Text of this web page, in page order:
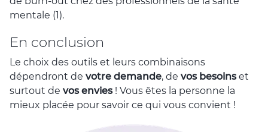
mentale (1).
En conclusion
Le choix des outils et leurs combinaisons
dépendront de votre demande, de vos besoinset
surtout de vos envies! Vous êtes la personne la
mieux placée pour savoir ce qui vous convient !